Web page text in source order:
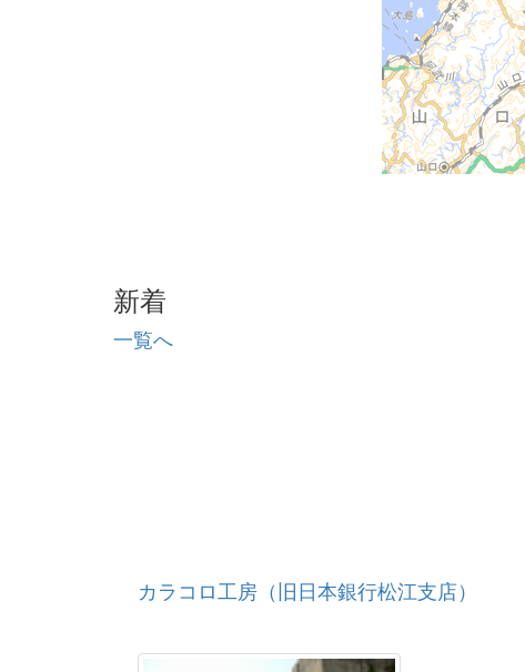
新着
一覧へ
カラコロ工房（旧日本銀行松江支店）